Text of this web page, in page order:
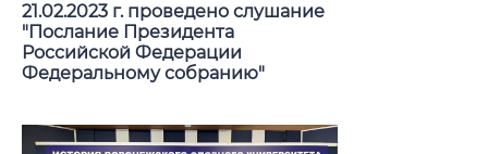
21.02.2023 г. проведено слушание
"Послание Президента
Российской Федерации
Федеральному собранию"